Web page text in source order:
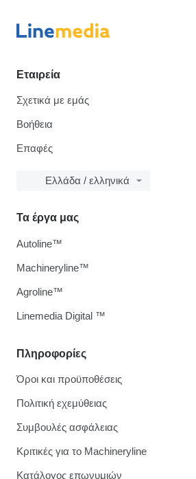
Εταιρεία
Σχετικά με εμάς
Βοήθεια
Επαφές
Ελλάδα / ελληνικά
Πληροφορίες
Όροι και προϋποθέσεις
Πολιτική εχεμύθειας
Συμβουλές ασφάλειας
Κριτικές για το Machineryline
Κατάλογος επωνυμιών
Τα έργα μας
Autoline™
Machineryline™
Agroline™
Linemedia Digital ™